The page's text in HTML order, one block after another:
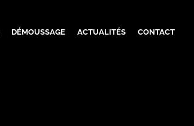
DÉMOUSSAGE ACTUALITÉS CONTACT